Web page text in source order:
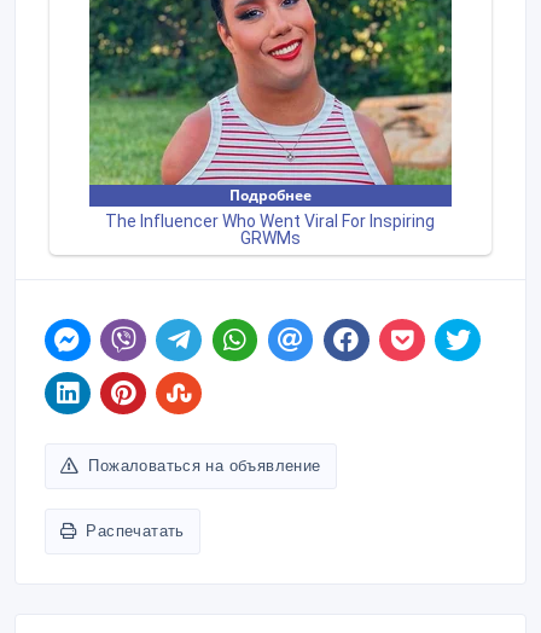
Пожаловаться на объявление
Распечатать